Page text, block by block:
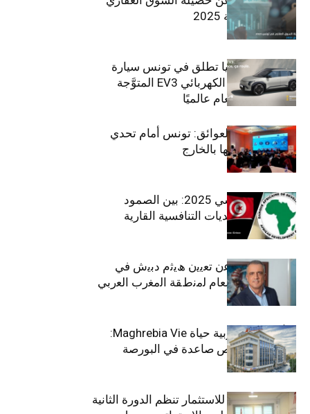
في تونس لسنة 2025
سيتي كارز – كيا تطلق في تونس سيارة
الـدفع الرباعي الكهربائي EV3 المتوَّجة
بلقب سيارة العام عالميًا
بين الطموح والعوائق: تونس أمام تحدي
استعادة كفاءاتها بالخارج
الاقتصاد التونسي 2025: بين الصمود
الاجتماعي وتحديات التنافسية القارية
ﺗﯾﺗرا ﺑﺎك ﺗﻌﻠن ﻋن ﺗﻌﯾﯾن ھﯾﺛم دﺑﯾش ﻓﻲ
ﻣﻧﺻب اﻟﻣدﯾر اﻟﻌﺎم ﻟﻣﻧطﻘﺔ اﻟﻣﻐرب اﻟﻌرﺑﻲ
وﻏرب أﻓرﯾﻘﯾﺎ
التأمينات المغربية حياة Maghrebia Vie:
فاعل رائد بفرص صاعدة في البورصة
(+34.8%)
الهيئة التونسية للاستثمار تنظم الدورة الثانية